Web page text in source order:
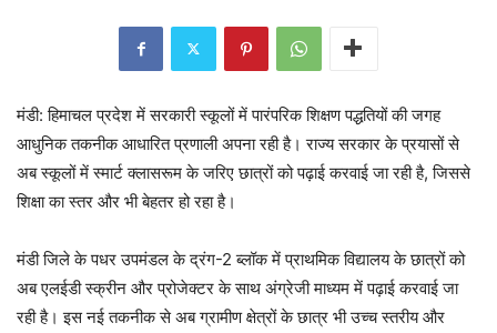
मंडी: हिमाचल प्रदेश में सरकारी स्कूलों में पारंपरिक शिक्षण पद्धतियों की जगह
आधुनिक तकनीक आधारित प्रणाली अपना रही है। राज्य सरकार के प्रयासों से
अब स्कूलों में स्मार्ट क्लासरूम के जरिए छात्रों को पढ़ाई करवाई जा रही है, जिससे
शिक्षा का स्तर और भी बेहतर हो रहा है।
मंडी जिले के पधर उपमंडल के द्रंग-2 ब्लॉक में प्राथमिक विद्यालय के छात्रों को
अब एलईडी स्क्रीन और प्रोजेक्टर के साथ अंग्रेजी माध्यम में पढ़ाई करवाई जा
रही है। इस नई तकनीक से अब ग्रामीण क्षेत्रों के छात्र भी उच्च स्तरीय और